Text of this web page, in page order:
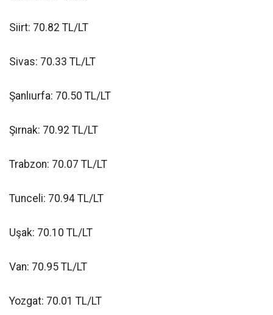
Siirt: 70.82 TL/LT
Sivas: 70.33 TL/LT
Şanlıurfa: 70.50 TL/LT
Şırnak: 70.92 TL/LT
Trabzon: 70.07 TL/LT
Tunceli: 70.94 TL/LT
Uşak: 70.10 TL/LT
Van: 70.95 TL/LT
Yozgat: 70.01 TL/LT